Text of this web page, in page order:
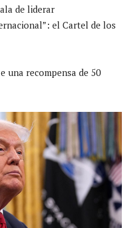
de liderar
el Cartel de los
una recompensa de 50